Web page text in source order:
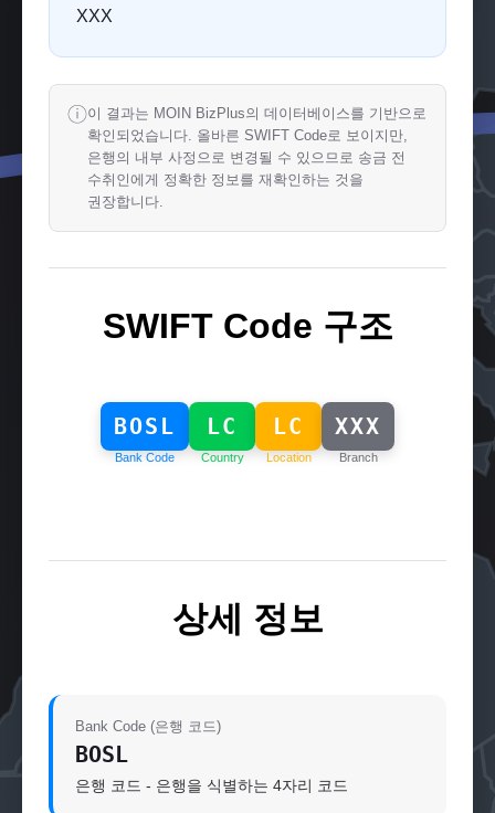
XXX
ⓘ이 결과는 MOIN BizPlus의 데이터베이스를 기반으로
확인되었습니다. 올바른 SWIFT Code로 보이지만,
은행의 내부 사정으로 변경될 수 있으므로 송금 전
수취인에게 정확한 정보를 재확인하는 것을
권장합니다.
SWIFT Code 구조
BOSL
Bank Code
LC
Country
LC
Location
XXX
Branch
상세 정보
Bank Code (은행 코드)
BOSL
은행 코드 - 은행을 식별하는 4자리 코드